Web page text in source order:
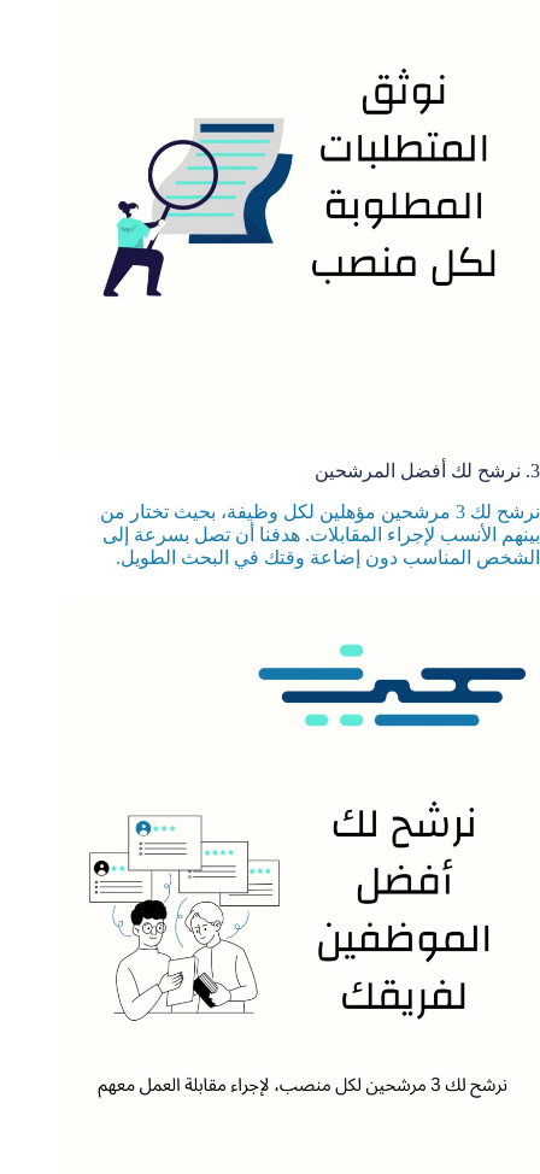
3. نرشح لك أفضل المرشحين
نرشح لك 3 مرشحين مؤهلين لكل وظيفة، بحيث تختار من
بينهم الأنسب لإجراء المقابلات. هدفنا أن تصل بسرعة إلى
الشخص المناسب دون إضاعة وقتك في البحث الطويل.